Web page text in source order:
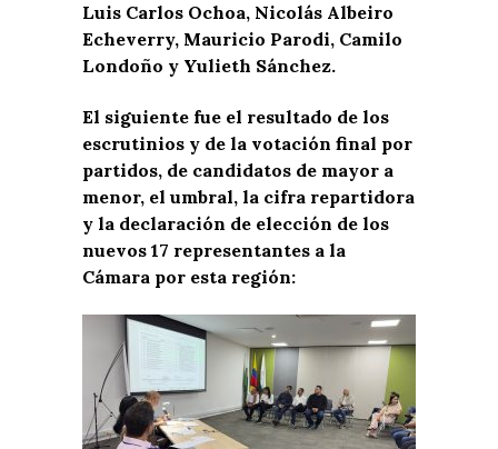
Luis Carlos Ochoa, Nicolás Albeiro
Echeverry, Mauricio Parodi, Camilo
Londoño y Yulieth Sánchez.
El siguiente fue el resultado de los
escrutinios y de la votación final por
partidos, de candidatos de mayor a
menor, el umbral, la cifra repartidora
y la declaración de elección de los
nuevos 17 representantes a la
Cámara por esta región: